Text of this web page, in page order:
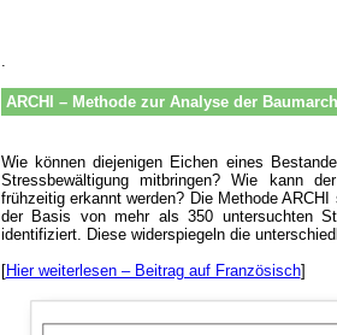
.
ARCHI – Methode zur Analyse der
Wie können diejenigen Eichen eines
Stressbewältigung mitbringen? Wie kann
frühzeitig erkannt werden? Die Methode
der Basis von mehr als 350 untersuchten
identifiziert. Diese widerspiegeln die
[Hier weiterlesen – Beitrag auf Französisch]